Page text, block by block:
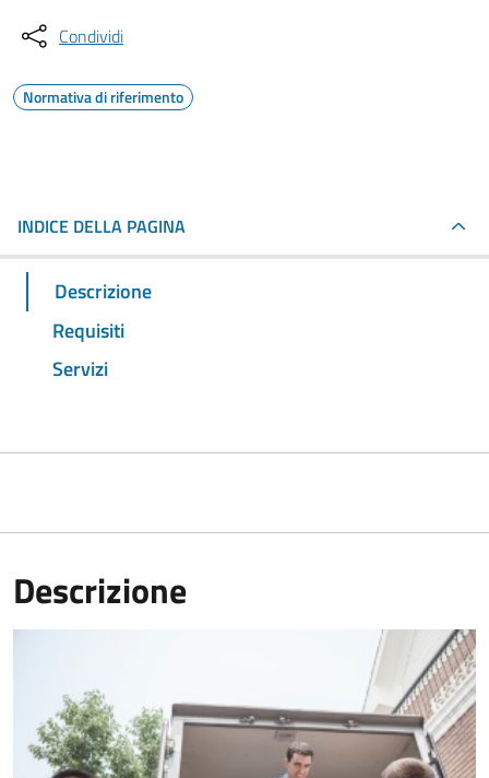
Condividi
Normativa di riferimento
INDICE DELLA PAGINA
Descrizione
Requisiti
Servizi
Descrizione